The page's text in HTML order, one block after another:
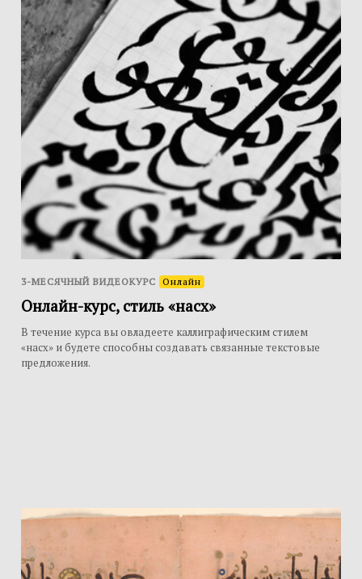
3-МЕСЯЧНЫЙ ВИДЕОКУРС Онлайн
Онлайн-курс, стиль «насх»
В течение курса вы овладеете каллиграфическим стилем
«насх» и будете способны создавать связанные текстовые
предложения.